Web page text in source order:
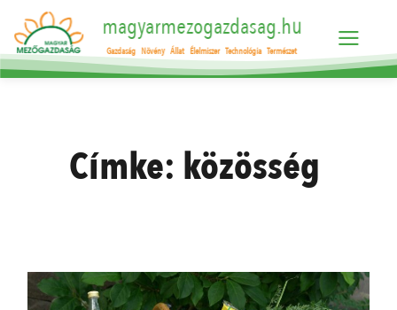
magyarmezogazdasag.hu
Gazdaság Növény Állat Élelmiszer Technológia Természet
Címke: közösség